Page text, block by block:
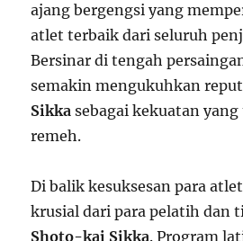
ajang bergengsi yang
atlet terbaik dari seluruh
Bersinar di tengah
semakin mengukuhkan
Sikka sebagai kekuatan
remeh.
Di balik kesuksesan para
krusial dari para pelatih dan
Shoto-kai Sikka. Program